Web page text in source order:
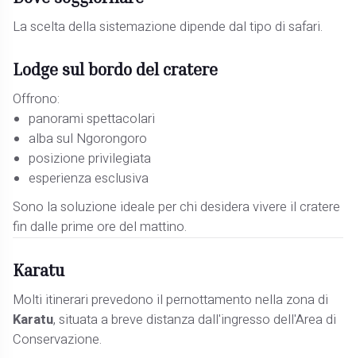
La scelta della sistemazione dipende dal tipo di safari.
Lodge sul bordo del cratere
Offrono:
panorami spettacolari
alba sul Ngorongoro
posizione privilegiata
esperienza esclusiva
Sono la soluzione ideale per chi desidera vivere il cratere
fin dalle prime ore del mattino.
Karatu
Molti itinerari prevedono il pernottamento nella zona di
Karatu, situata a breve distanza dall'ingresso dell'Area di
Conservazione.